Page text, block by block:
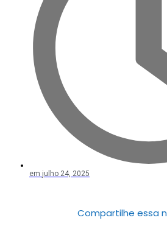
em julho 24, 2025
Compartilhe essa